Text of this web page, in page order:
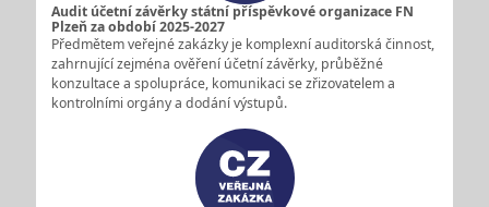
Audit účetní závěrky státní příspěvkové organizace FN
Plzeň za období 2025-2027
Předmětem veřejné zakázky je komplexní auditorská činnost,
zahrnující zejména ověření účetní závěrky, průběžné
konzultace a spolupráce, komunikaci se zřizovatelem a
kontrolními orgány a dodání výstupů.